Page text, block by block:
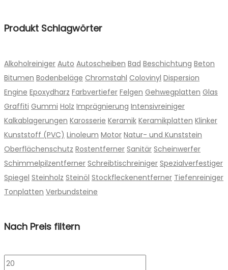
Produkt Schlagwörter
Alkoholreiniger Auto Autoscheiben Bad Beschichtung Beton
Bitumen Bodenbeläge Chromstahl Colovinyl Dispersion
Engine Epoxydharz Farbvertiefer Felgen Gehwegplatten Glas
Graffiti Gummi Holz Imprägnierung Intensivreiniger
Kalkablagerungen Karosserie Keramik Keramikplatten Klinker
Kunststoff (PVC) Linoleum Motor Natur- und Kunststein
Oberflächenschutz Rostentferner Sanitär Scheinwerfer
Schimmelpilzentferner Schreibtischreiniger Spezialverfestiger
Spiegel Steinholz Steinöl Stockfleckenentferner Tiefenreiniger
Tonplatten Verbundsteine
Nach Preis filtern
Min.